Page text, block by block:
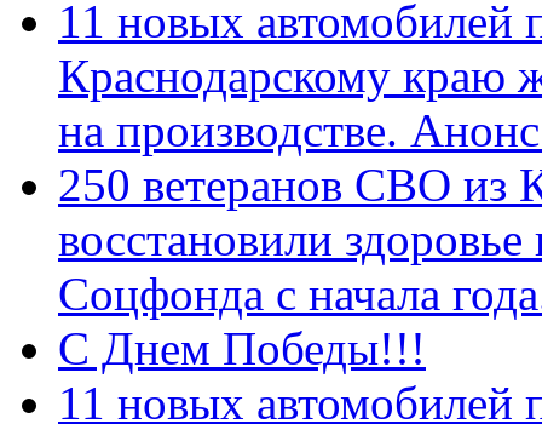
11 новых автомобилей
Краснодарскому краю
на производстве.
250 ветеранов СВО из
восстановили
Соцфонда с начала
С Днем Победы!!!
11 новых автомобилей